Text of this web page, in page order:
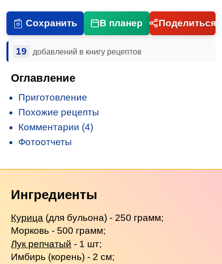
Сохранить В планер Поделиться
19 добавлений в книгу рецептов
Оглавление
Приготовление
Похожие рецепты
Комментарии (4)
Фотоотчеты
Ингредиенты
Курица (для бульона) - 250 грамм;
Морковь - 500 грамм;
Лук репчатый - 1 шт;
Имбирь (корень) - 2 см;